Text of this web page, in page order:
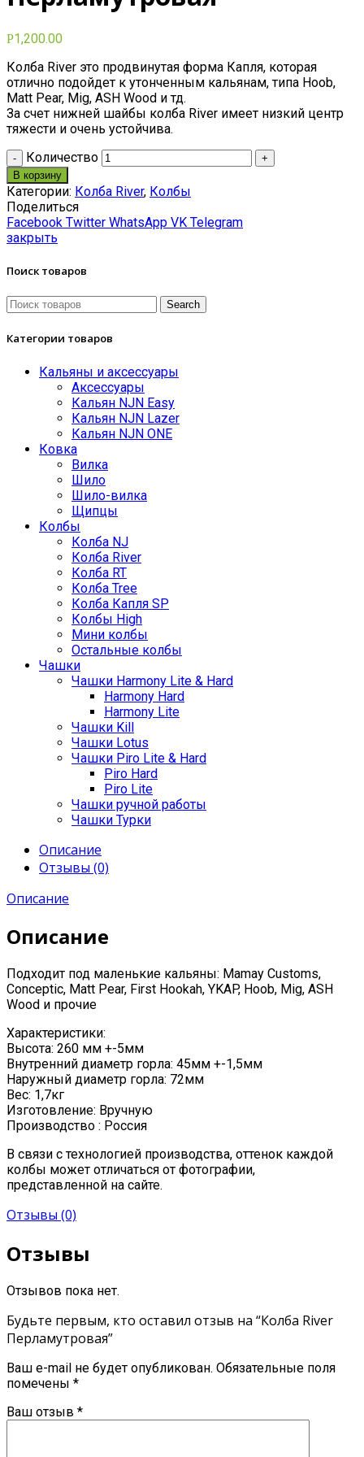
Р1,200.00
Колба River это продвинутая форма Капля, которая
отлично подойдет к утонченным кальянам, типа Hoob,
Matt Pear, Mig, ASH Wood и тд.
За счет нижней шайбы колба River имеет низкий центр
тяжести и очень устойчива.
Количество
В корзину
Категории: Колба River, Колбы
Поделиться
Facebook Twitter WhatsApp VK Telegram
закрыть
Поиск товаров
Search
Категории товаров
Кальяны и аксессуары
Аксессуары
Кальян NJN Easy
Кальян NJN Lazer
Кальян NJN ONE
Ковка
Вилка
Шило
Шило-вилка
Щипцы
Колбы
Колба NJ
Колба River
Колба RT
Колба Tree
Колба Капля SP
Колбы High
Мини колбы
Остальные колбы
Чашки
Чашки Harmony Lite & Hard
Harmony Hard
Harmony Lite
Чашки Kill
Чашки Lotus
Чашки Piro Lite & Hard
Piro Hard
Piro Lite
Чашки ручной работы
Чашки Турки
Описание
Отзывы (0)
Описание
Описание
Подходит под маленькие кальяны: Mamay Customs,
Conceptic, Matt Pear, First Hookah, YKAP, Hoob, Mig, ASH
Wood и прочие
Характеристики:
Высота: 260 мм +-5мм
Внутренний диаметр горла: 45мм +-1,5мм
Наружный диаметр горла: 72мм
Вес: 1,7кг
Изготовление: Вручную
Производство : Россия
В связи с технологией производства, оттенок каждой
колбы может отличаться от фотографии,
представленной на сайте.
Отзывы (0)
Отзывы
Отзывов пока нет.
Будьте первым, кто оставил отзыв на “Колба River
Перламутровая”
Ваш e-mail не будет опубликован. Обязательные поля
помечены *
Ваш отзыв *